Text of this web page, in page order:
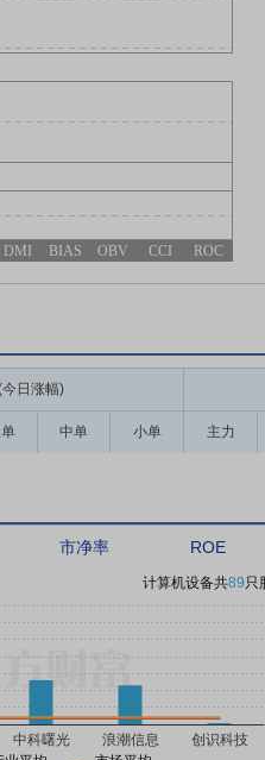
DMI BIAS OBV CCI ROC
今日涨幅)
中单 小单 主力
市净率 ROE
计算机设备共89只